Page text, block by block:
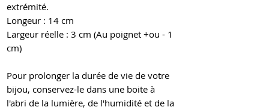
extrémité.
Longeur : 14 cm
Largeur réelle : 3 cm (Au poignet +ou - 1
cm)
Pour prolonger la durée de vie de votre
bijou, conservez-le dans une boite à
l'abri de la lumière, de l'humidité et de la